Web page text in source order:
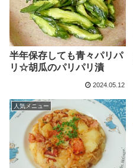
半年保存しても青々パリパ
リ☆胡瓜のパリパリ漬
2024.05.12
人気メニュー